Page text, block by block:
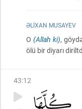
ƏLIXAN MUSAYEV
O(Allah ki),
ölü bir diyarı
43:12